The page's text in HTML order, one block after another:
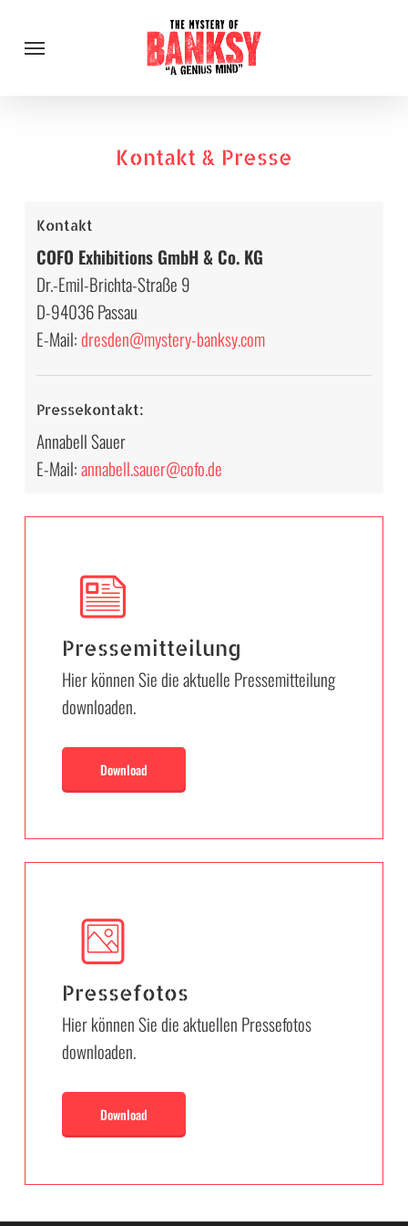
Menu
Kontakt & Presse
Kontakt
COFO Exhibitions GmbH & Co. KG
Dr.-Emil-Brichta-Straße 9
D-94036 Passau
E-Mail:dresden@mystery-banksy.com
Pressekontakt:
Annabell Sauer
E-Mail:annabell.sauer@cofo.de
Pressemitteilung
Hier können Sie die aktuelle Pressemitteilung
downloaden.
Download
Pressefotos
Hier können Sie die aktuellen Pressefotos
downloaden.
Download